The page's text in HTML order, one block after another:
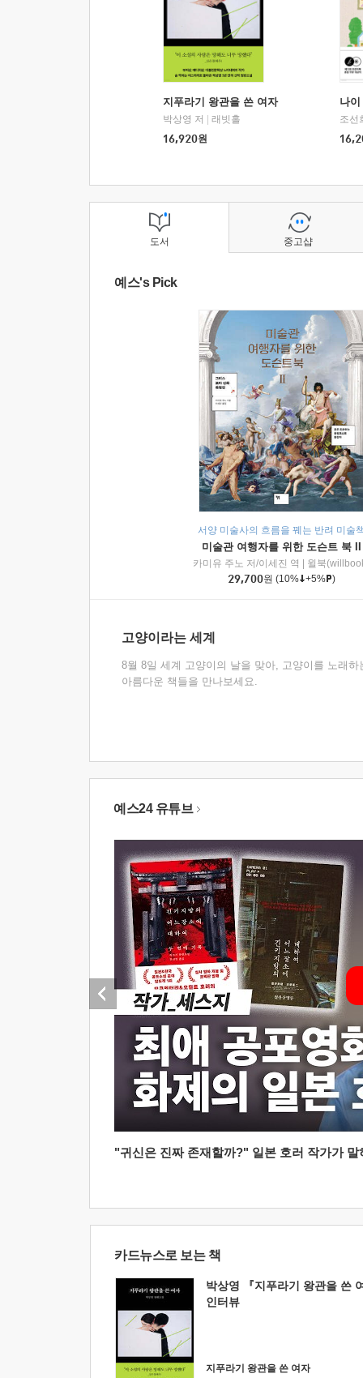
지푸라기 왕관을 쓴 여자
박상영 저
래빗홀
16,920원
나
조선
도서
예스's Pick
서양 미술사의 흐름을 꿰는 반려 미술
미술관 여행자를 위한 도슨트 북 II
카미유 주노 저/이세진 역
윌북
29,700원 (10% +5% )
고양이라는 세계
8월 8일 세계 고양이의 날을 맞아, 고양이를 노래하
아름다운 책들을 만나보세요.
중고샵
예스24 유튜브
"귀신은 진짜 존재할까?" 일본 호러 작가가
카드뉴스로 보는 책
박상영 『지푸라기 왕관을 쓴
인터뷰
지푸라기 왕관을 쓴 여자